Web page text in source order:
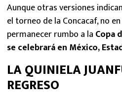
Aunque otras versiones
el torneo de la Concacaf, no
permanecer rumbo a la Copa
se celebrará en México,
LA QUINIELA
REGRESO